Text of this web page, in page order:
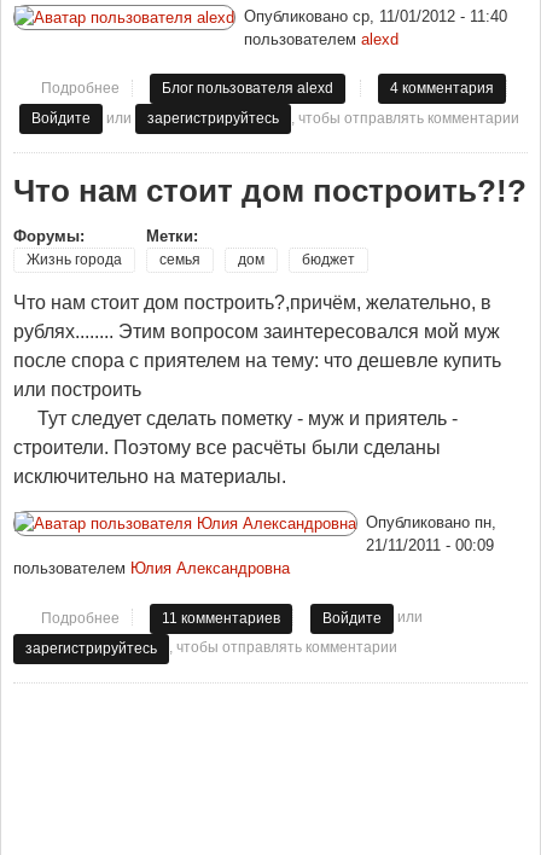
Опубликовано ср, 11/01/2012 - 11:40
пользователем alexd
Подробнее о поиграем в тетрис??
Блог пользователя alexd
4 комментария
Войдите
или зарегистрируйтесь , чтобы отправлять комментарии
Что нам стоит дом построить?!?
Форумы:
Жизнь города
Метки:
семья дом бюджет
Что нам стоит дом построить?,причём, желательно, в
рублях........ Этим вопросом заинтересовался мой муж
после спора с приятелем на тему: что дешевле купить
или построить
Тут следует сделать пометку - муж и приятель -
строители. Поэтому все расчёты были сделаны
исключительно на материалы.
Опубликовано пн,
21/11/2011 - 00:09
пользователем Юлия Александровна
Подробнее о Что нам стоит дом построить?!?
11 комментариев Войдите
или
зарегистрируйтесь
, чтобы отправлять комментарии